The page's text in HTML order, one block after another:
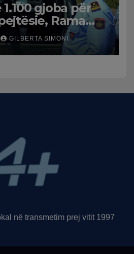
gjoba për
Rama
Kamerat e
në
GILBERTA SIMONI
në transmetim prej vitit 1997